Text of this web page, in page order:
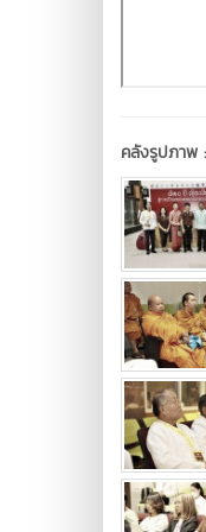
คลังรูปภาพ :